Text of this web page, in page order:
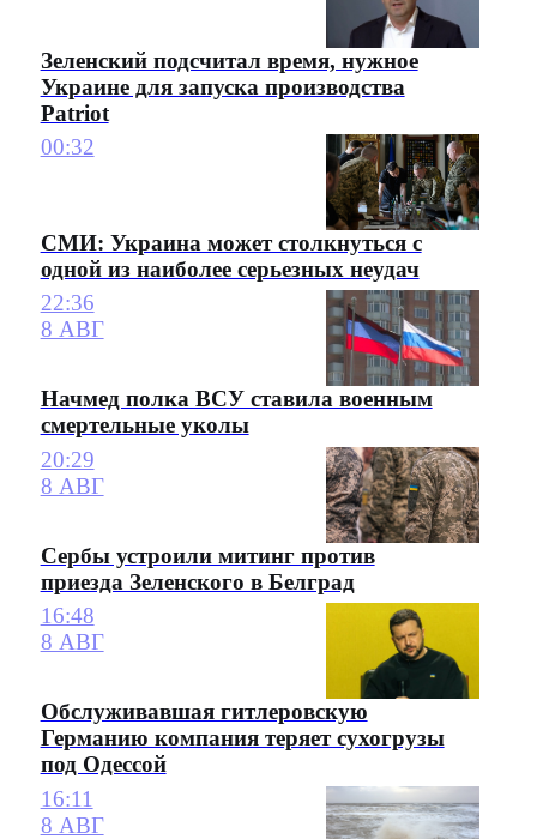
Зеленский подсчитал время, нужное
Украине для запуска производства
Patriot
00:32
СМИ: Украина может столкнуться с
одной из наиболее серьезных неудач
22:36
8 АВГ
Начмед полка ВСУ ставила военным
смертельные уколы
20:29
8 АВГ
Сербы устроили митинг против
приезда Зеленского в Белград
16:48
8 АВГ
Обслуживавшая гитлеровскую
Германию компания теряет сухогрузы
под Одессой
16:11
8 АВГ